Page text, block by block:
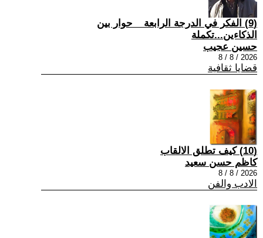
(9) الفكر في الدرجة الرابعة _ حوار بين
الذكاءين...تكملة
حسين عجيب
2026 / 8 / 8
قضايا ثقافية
(10) كيف تطلق الالقاب
كاظم حسن سعيد
2026 / 8 / 8
الادب والفن